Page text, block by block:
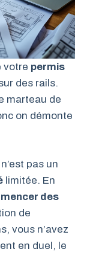
votre permis
des rails.
marteau de
on démonte
pas un
limitée. En
des
de
vous n’avez
en duel, le